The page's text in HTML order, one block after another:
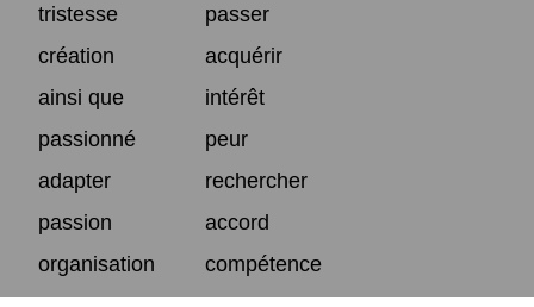
tristesse
passer
création
acquérir
ainsi que
intérêt
passionné
peur
adapter
rechercher
passion
accord
organisation
compétence